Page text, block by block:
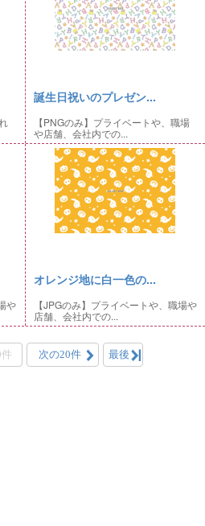
誕生日祝いのプレゼン...
【PNGのみ】プライベートや、職場
や店舗、会社内での...
や
オレンジ地に白一色の...
【JPGのみ】プライベートや、職場や
店舗、会社内での...
次の20件 最後